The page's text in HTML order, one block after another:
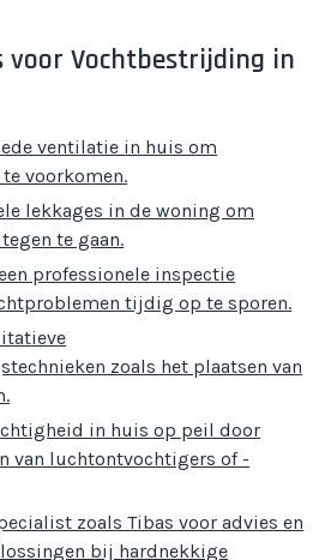
voor Vochtbestrijding in
ventilatie in huis om
voorkomen.
lekkages in de woning om
te gaan.
professionele inspectie
tijdig op te sporen.
zoals het plaatsen van
in huis op peil door
van luchtontvochtigers of -
zoals Tibas voor advies en
bij hardnekkige